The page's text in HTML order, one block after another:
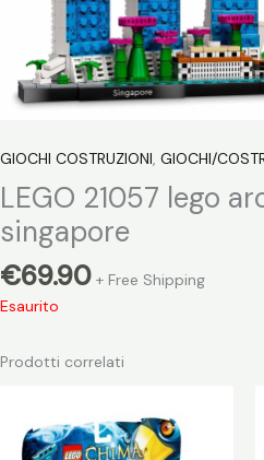
GIOCHI COSTRUZIONI, GIOCHI/
LEGO 21057 lego
singapore
€69.90 + Free Shipping
Esaurito
Prodotti correlati